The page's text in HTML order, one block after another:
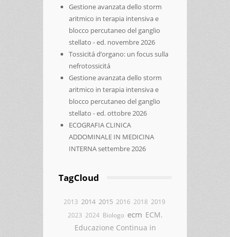
Gestione avanzata dello storm
aritmico in terapia intensiva e
blocco percutaneo del ganglio
stellato - ed. novembre 2026
Tossicitá d’organo: un focus sulla
nefrotossicitá
Gestione avanzata dello storm
aritmico in terapia intensiva e
blocco percutaneo del ganglio
stellato - ed. ottobre 2026
ECOGRAFIA CLINICA
ADDOMINALE IN MEDICINA
INTERNA settembre 2026
TagCloud
2013 2014 2015 2016 2018 2019
2023 2024 Biologo ecm ECM.
Educazione Continua in